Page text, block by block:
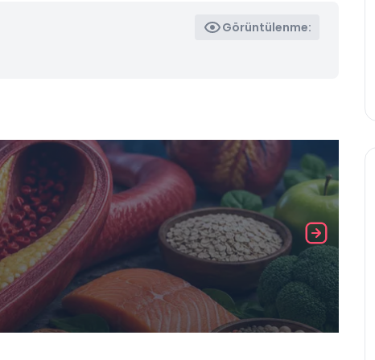
Görüntülenme: